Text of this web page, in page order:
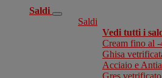
Saldi
Saldi
Vedi tutti i
Cream fino al
Ghisa
Acciaio e
Gres